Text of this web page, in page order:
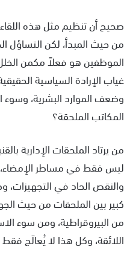
صحيح أن تنظيم مثل هذه
من حيث المبدأ، لكن
الموظفين هو فعلاً مكمن
غياب الإرادة السياسية
وضعف الموارد البشرية،
المكاتب الملحقة؟
من يرتاد الملحقات الإدارية
ليس فقط في مساطر الإمضاء،
والنقص الحاد في
كبير بين الملحقات من حيث
من البيروقراطية، ومن سوء
اللائقة، وكل هذا لا يُعالَج